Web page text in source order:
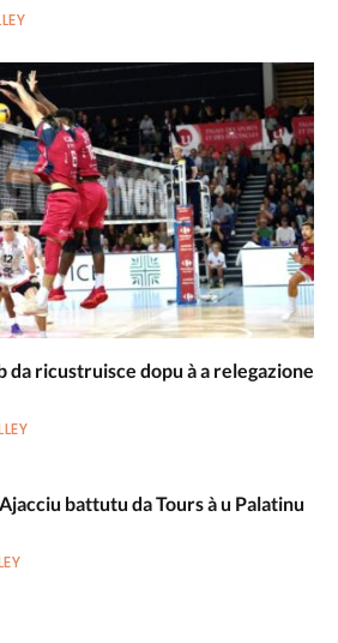
da ricustruisce dopu à a relegazione
battutu da Tours à u Palatinu